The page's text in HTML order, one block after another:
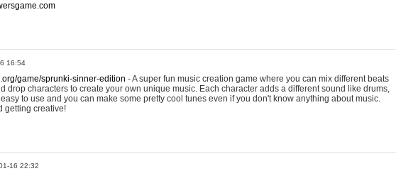
16:54
game/sprunki-sinner-edition - A super fun music creation game where you can mix different beats
drop characters to create your own unique music. Each character adds a different sound like drums,
to use and you can make some pretty cool tunes even if you don't know anything about music.
getting creative!
16 22:32